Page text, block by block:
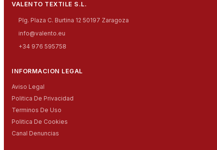
VALENTO TEXTILE S.L.
Plg. Plaza C. Burtina 12 50197 Zaragoza
info@valento.eu
+34 976 595758
INFORMACION LEGAL
Aviso Legal
Politica De Privacidad
Terminos De Uso
Politica De Cookies
Canal Denuncias